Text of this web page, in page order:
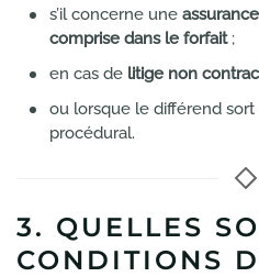
s’il concerne une
comprise dans le forfait;
en cas de litige non
ou lorsque le différend
procédural.
3. QUELLES
CONDITIONS